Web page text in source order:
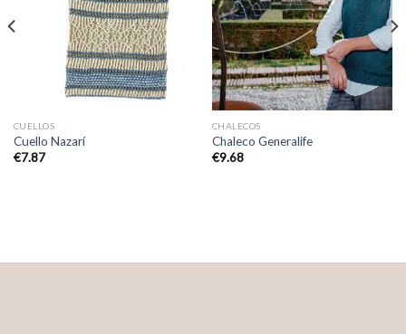
Añadir
a la
lista de
deseos
CUELLOS
Cuello Nazarí
€7.87
Añadir
a la
lista de
deseos
CHALECOS
Chaleco Generalife
€9.68